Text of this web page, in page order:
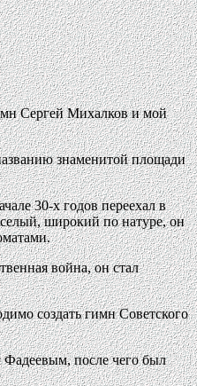
Сергей Михалков и мой
знаменитой площади
30-х годов переехал в
широкий по натуре, он
война, он стал
создать гимн Советского
после чего был